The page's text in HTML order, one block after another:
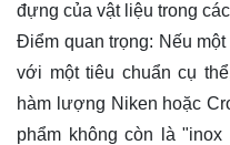
đựng của vật liệu trong
Điểm quan trọng: Nếu
với một tiêu chuẩn cụ
hàm lượng Niken hoặc
phẩm không còn là